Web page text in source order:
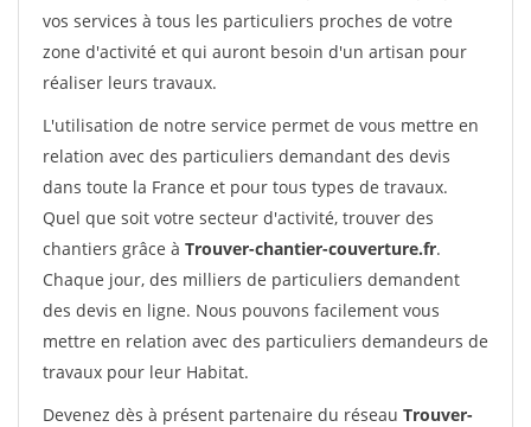
vos services à tous les particuliers proches de votre
zone d'activité et qui auront besoin d'un artisan pour
réaliser leurs travaux.
L'utilisation de notre service permet de vous mettre en
relation avec des particuliers demandant des devis
dans toute la France et pour tous types de travaux.
Quel que soit votre secteur d'activité, trouver des
chantiers grâce à Trouver-chantier-couverture.fr.
Chaque jour, des milliers de particuliers demandent
des devis en ligne. Nous pouvons facilement vous
mettre en relation avec des particuliers demandeurs de
travaux pour leur Habitat.
Devenez dès à présent partenaire du réseau Trouver-